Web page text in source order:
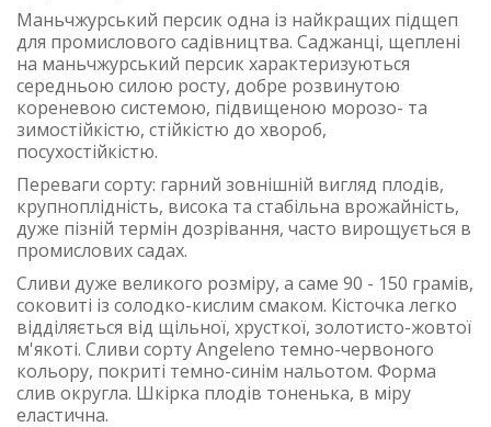
Маньчжурський персик одна із найкращих підщеп
для промислового садівництва. Саджанці, щеплені
на маньчжурський персик характеризуються
середньою силою росту, добре розвинутою
кореневою системою, підвищеною морозо- та
зимостійкістю, стійкістю до хвороб,
посухостійкістю.
Переваги сорту: гарний зовнішній вигляд плодів,
крупноплідність, висока та стабільна врожайність,
дуже пізній термін дозрівання, часто вирощується в
промислових садах.
Сливи дуже великого розміру, а саме 90 - 150 грамів,
соковиті із солодко-кислим смаком. Кісточка легко
відділяється від щільної, хрусткої, золотисто-жовтої
м'якоті. Cливи сорту Angeleno темно-червоного
кольору, покриті темно-синім нальотом. Форма
слив округла. Шкірка плодів тоненька, в міру
еластична.